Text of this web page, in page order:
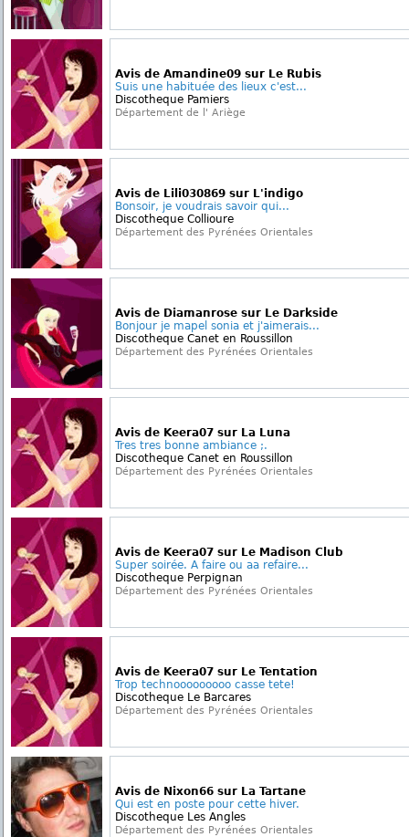
Avis de Amandine09 sur Le Rubis
Suis une habituée des lieux c'est...
Discotheque Pamiers
Département de l' Ariège
Avis de Lili030869 sur L'indigo
Bonsoir, je voudrais savoir qui...
Discotheque Collioure
Département des Pyrénées Orientales
Avis de Diamanrose sur Le Darkside
Bonjour je mapel sonia et j'aimerais...
Discotheque Canet en Roussillon
Département des Pyrénées Orientales
Avis de Keera07 sur La Luna
Tres tres bonne ambiance ;.
Discotheque Canet en Roussillon
Département des Pyrénées Orientales
Avis de Keera07 sur Le Madison Club
Super soirée. A faire ou aa refaire...
Discotheque Perpignan
Département des Pyrénées Orientales
Avis de Keera07 sur Le Tentation
Trop technooooooooo casse tete!
Discotheque Le Barcares
Département des Pyrénées Orientales
Avis de Nixon66 sur La Tartane
Qui est en poste pour cette hiver.
Discotheque Les Angles
Département des Pyrénées Orientales